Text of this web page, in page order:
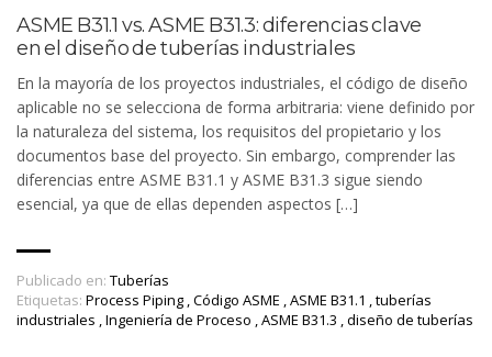
ASME B31.1 vs. ASME B31.3: diferencias clave
en el diseño de tuberías industriales
En la mayoría de los proyectos industriales, el código de diseño
aplicable no se selecciona de forma arbitraria: viene definido por
la naturaleza del sistema, los requisitos del propietario y los
documentos base del proyecto. Sin embargo, comprender las
diferencias entre ASME B31.1 y ASME B31.3 sigue siendo
esencial, ya que de ellas dependen aspectos […]
Publicado en: Tuberías
Etiquetas: Process Piping ,Código ASME ,ASME B31.1 ,tuberías
industriales ,Ingeniería de Proceso ,ASME B31.3 ,diseño de tuberías